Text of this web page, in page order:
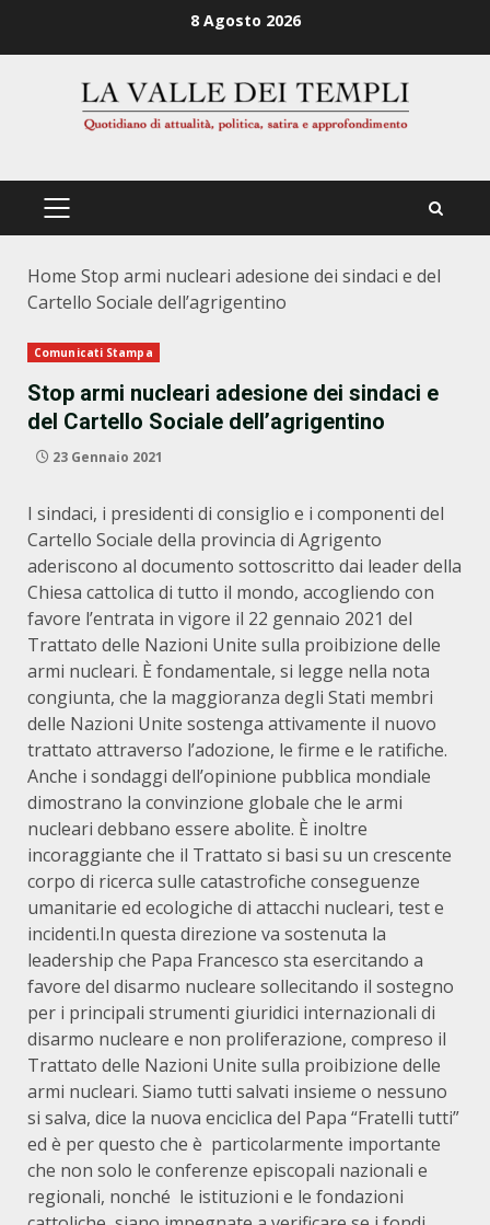
8 Agosto 2026
PRIMÄRES
Home Stop armi nucleari adesione dei sindaci e del
Cartello Sociale dell’agrigentino
Comunicati Stampa
Stop armi nucleari adesione dei sindaci e
del Cartello Sociale dell’agrigentino
23 Gennaio 2021
I sindaci, i presidenti di consiglio e i componenti del
Cartello Sociale della provincia di Agrigento
aderiscono al documento sottoscritto dai leader della
Chiesa cattolica di tutto il mondo, accogliendo con
favore l’entrata in vigore il 22 gennaio 2021 del
Trattato delle Nazioni Unite sulla proibizione delle
armi nucleari. È fondamentale, si legge nella nota
congiunta, che la maggioranza degli Stati membri
delle Nazioni Unite sostenga attivamente il nuovo
trattato attraverso l’adozione, le firme e le ratifiche.
Anche i sondaggi dell’opinione pubblica mondiale
dimostrano la convinzione globale che le armi
nucleari debbano essere abolite. È inoltre
incoraggiante che il Trattato si basi su un crescente
corpo di ricerca sulle catastrofiche conseguenze
umanitarie ed ecologiche di attacchi nucleari, test e
incidenti.In questa direzione va sostenuta la
leadership che Papa Francesco sta esercitando a
favore del disarmo nucleare sollecitando il sostegno
per i principali strumenti giuridici internazionali di
disarmo nucleare e non proliferazione, compreso il
Trattato delle Nazioni Unite sulla proibizione delle
armi nucleari. Siamo tutti salvati insieme o nessuno
si salva, dice la nuova enciclica del Papa “Fratelli tutti”
ed è per questo che è particolarmente importante
che non solo le conferenze episcopali nazionali e
regionali, nonché le istituzioni e le fondazioni